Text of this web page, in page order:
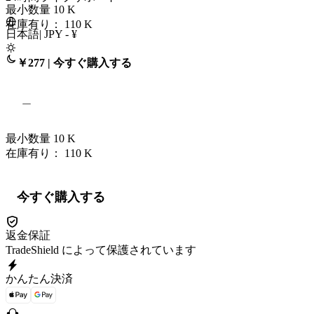
日本語| JPY - ¥
最小数量 10 K
在庫有り： 110 K
￥277 | 今すぐ購入する
最小数量 10 K
在庫有り： 110 K
今すぐ購入する
返金保証
TradeShield によって保護されています
かんたん決済